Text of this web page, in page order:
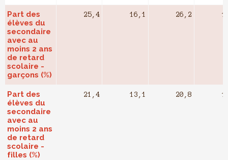
Part des
élèves du
secondaire
avec au
moins 2 ans
de retard
scolaire -
garçons (%)
25,4 16,1 26,2
Part des
élèves du
secondaire
avec au
moins 2 ans
de retard
scolaire -
filles (%)
21,4 13,1 20,8